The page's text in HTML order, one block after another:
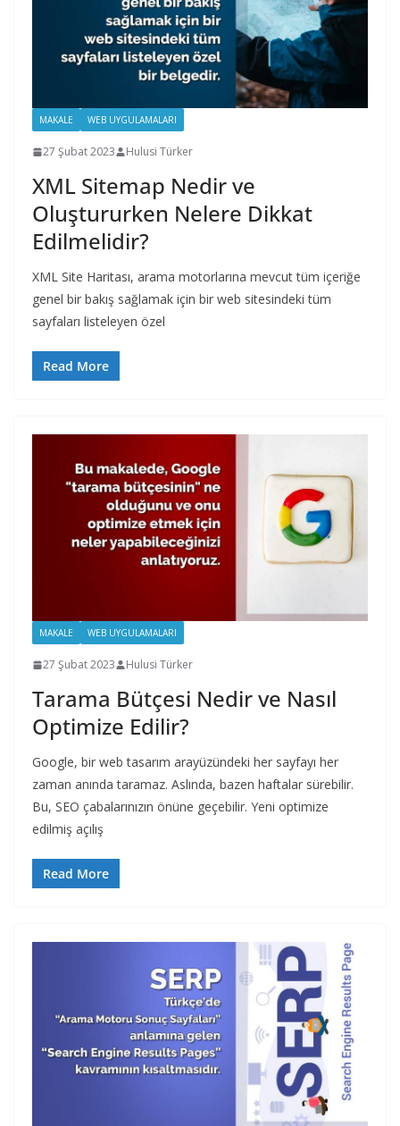
MAKALE WEB UYGULAMALARI
27 Şubat 2023 Hulusi Türker
XML Sitemap Nedir ve
Oluştururken Nelere Dikkat
Edilmelidir?
XML Site Haritası, arama motorlarına mevcut tüm içeriğe
genel bir bakış sağlamak için bir web sitesindeki tüm
sayfaları listeleyen özel
Read More
MAKALE WEB UYGULAMALARI
27 Şubat 2023 Hulusi Türker
Tarama Bütçesi Nedir ve Nasıl
Optimize Edilir?
Google, bir web tasarım arayüzündeki her sayfayı her
zaman anında taramaz. Aslında, bazen haftalar sürebilir.
Bu, SEO çabalarınızın önüne geçebilir. Yeni optimize
edilmiş açılış
Read More